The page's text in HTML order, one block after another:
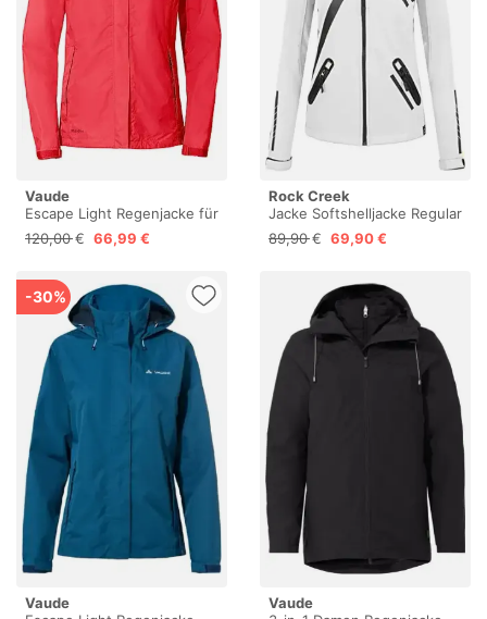
Vaude
Escape Light Regenjacke für
Damen, wasserdicht –
Flame, 40
120,00 € 66,99 €
Rock Creek
Jacke Softshelljacke Regular
Fit
89,90 € 69,90 €
-30%
Vaude
Vaude